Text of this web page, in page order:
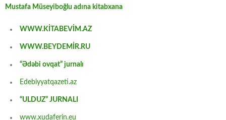
Mustafa Müseyiboğlu adına kitabxana
WWW.KİTABEVİM.AZ
WWW.BEYDEMİR.RU
“Ədəbi ovqat” jurnalı
Edebiyyatqazeti.az
“ULDUZ” JURNALI
www.xudaferin.eu